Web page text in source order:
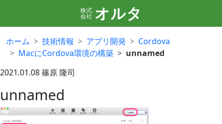
株式
会社 オルタ
ホーム 技術情報 アプリ開発
Cordova
MacにCordova環境の構築
unnamed
2021.01.08篠原 隆司
unnamed